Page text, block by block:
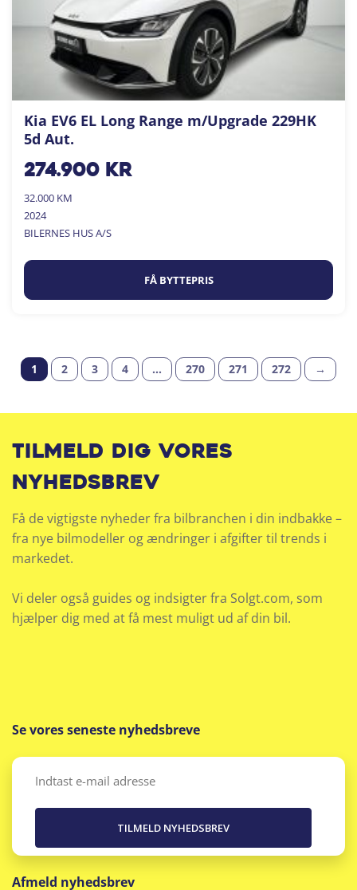
Kia EV6 EL Long Range m/Upgrade 229HK
5d Aut.
274.900kr
32.000 KM
2024
BILERNES HUS A/S
FÅ BYTTEPRIS
1 2 3 4 … 270 271 272 →
Tilmeld dig vores
nyhedsbrev
Få de vigtigste nyheder fra bilbranchen i din indbakke –
fra nye bilmodeller og ændringer i afgifter til trends i
markedet.
Vi deler også guides og indsigter fra Solgt.com, som
hjælper dig med at få mest muligt ud af din bil.
Se vores seneste nyhedsbreve
Email
Afmeld nyhedsbrev